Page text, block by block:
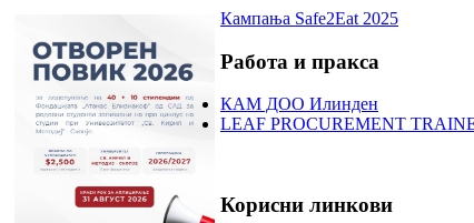
Кампања Safe2Eat 2025
Работа и пракса
КАМ ДОО Илинден
LEAF PROCUREMENT
Корисни линкови